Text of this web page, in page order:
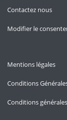
Contactez nous
Modifier le
Mentions légales
Conditions
Conditions